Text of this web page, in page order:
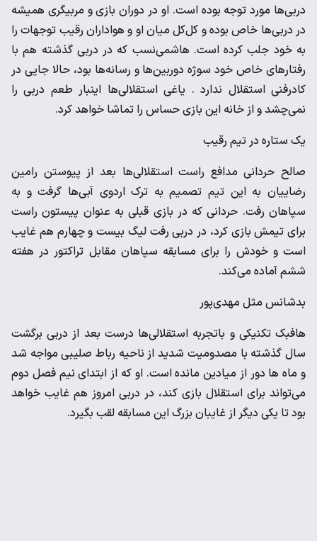
دربی‌ها مورد توجه بوده است. او در دوران بازی و مربیگری همیشه
در دربی‌‌ها خاص بوده و کل‌کل میان او و هواداران رقیب توجهات را
به خود جلب کرده است. هاشمی‌نسب که در دربی گذشته هم با
رفتارهای خاص خود سوژه دوربین‌ها و رسانه‌ها بود، حالا جایی در
کادرفنی استقلال ندارد . یاغی استقلالی‌ها اینبار طعم دربی را
نمی‌چشد و از خانه این بازی حساس را تماشا خواهد کرد.
یک ستاره در تیم رقیب
صالح حردانی مدافع راست استقلالی‌ها بعد از پیوستن رامین
رضاییان به این تیم تصمیم به ترک اردوی آبی‌ها گرفت و به
سپاهان رفت. حردانی که در بازی قبلی به عنوان پیستون راست
برای تیمش بازی کرد، در دربی رفت لیگ بیست و چهارم هم غایب
است و خودش را برای مسابقه سپاهان مقابل تراکتور در هفته
ششم آماده می‌کند.
بدشانس مثل مهدی‌پور
هافبک تکنیکی و باتجربه استقلالی‌ها درست بعد از دربی برگشت
سال گذشته با مصدومیت شدید از ناحیه رباط صلیبی مواجه شد
و ماه ها دور از میادین مانده است. او که از ابتدای نیم فصل دوم
می‌تواند برای استقلال بازی کند، در دربی امروز هم غایب خواهد
بود تا یکی دیگر از غایبان بزرگ این مسابقه لقب بگیرد.